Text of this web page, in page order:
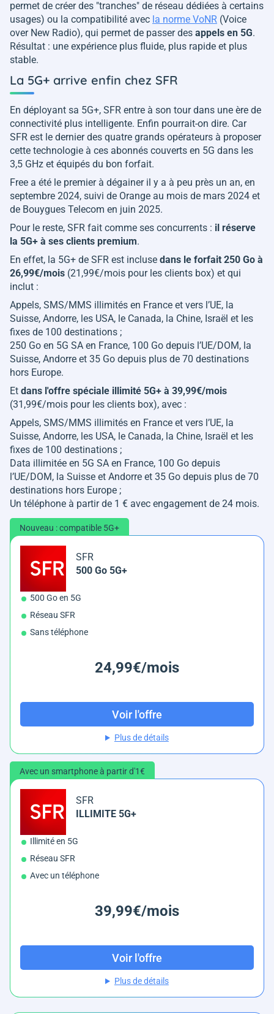
permet de créer des "tranches" de réseau dédiées à certains
usages) ou la compatibilité avec la norme VoNR (Voice
over New Radio), qui permet de passer des appels en 5G.
Résultat : une expérience plus fluide, plus rapide et plus
stable.
La 5G+ arrive enfin chez SFR
En déployant sa 5G+, SFR entre à son tour dans une ère de
connectivité plus intelligente. Enfin pourrait-on dire. Car
SFR est le dernier des quatre grands opérateurs à proposer
cette technologie à ces abonnés couverts en 5G dans les
3,5 GHz et équipés du bon forfait.
Free a été le premier à dégainer il y a à peu près un an, en
septembre 2024, suivi de Orange au mois de mars 2024 et
de Bouygues Telecom en juin 2025.
Pour le reste, SFR fait comme ses concurrents : il réserve
la 5G+ à ses clients premium.
En effet, la 5G+ de SFR est incluse dans le forfait 250 Go à
26,99€/mois (21,99€/mois pour les clients box) et qui
inclut :
Appels, SMS/MMS illimités en France et vers l’UE, la
Suisse, Andorre, les USA, le Canada, la Chine, Israël et les
fixes de 100 destinations ;
250 Go en 5G SA en France, 100 Go depuis l’UE/DOM, la
Suisse, Andorre et 35 Go depuis plus de 70 destinations
hors Europe.
Et dans l'offre spéciale illimité 5G+ à 39,99€/mois
(31,99€/mois pour les clients box), avec :
Appels, SMS/MMS illimités en France et vers l’UE, la
Suisse, Andorre, les USA, le Canada, la Chine, Israël et les
fixes de 100 destinations ;
Data illimitée en 5G SA en France, 100 Go depuis
l’UE/DOM, la Suisse et Andorre et 35 Go depuis plus de 70
destinations hors Europe ;
Un téléphone à partir de 1 € avec engagement de 24 mois.
Nouveau : compatible 5G+
SFR
500 Go 5G+
500 Go en 5G
Réseau SFR
Sans téléphone
24,99€/mois
Voir l'offre
Plus de détails
Avec un smartphone à partir d'1€
SFR
ILLIMITE 5G+
Illimité en 5G
Réseau SFR
Avec un téléphone
39,99€/mois
Voir l'offre
Plus de détails